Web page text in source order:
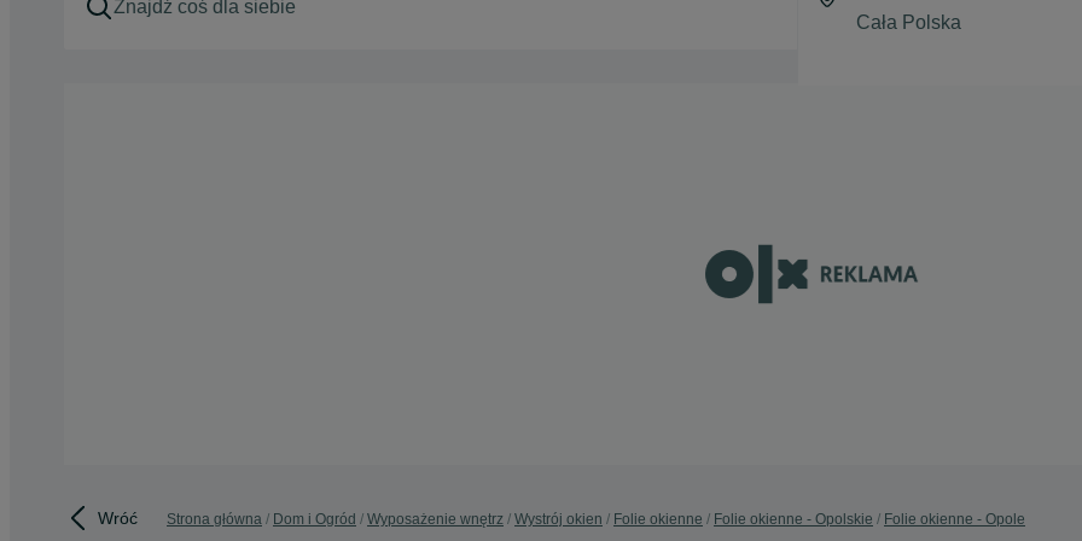
Wróć Strona główna Dom i Ogród Wyposażenie wnętrz Wystrój okien Folie okienne Folie okienne - Opolskie Folie okienne - Opole